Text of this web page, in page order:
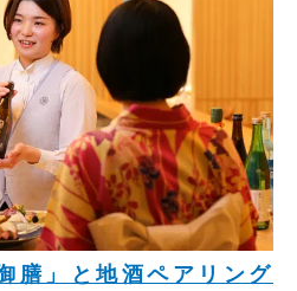
膳」と地酒ペアリング